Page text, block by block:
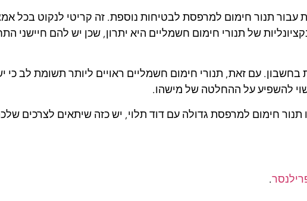
עבור תנור חימום למרפסת לבטיחות נוספת. זה קריטי לנקוט בכל
של תנורי חימום חשמליים היא יתרון, שכן יש להם חיישני
בחשבון. עם זאת, תנורי חימום חשמליים ראויים ליותר תשומת לב
להשפיע על ההחלטה של מישהו.
חימום למרפסת גדולה עם דוד תלוי, יש כזה שיתאים לצרכים
.